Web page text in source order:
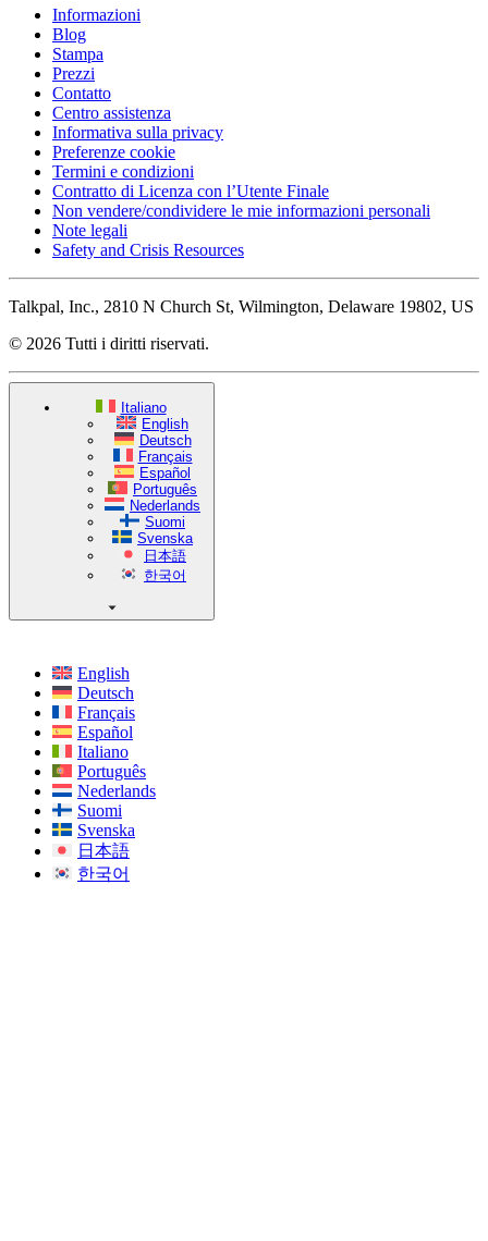
Informazioni
Blog
Stampa
Prezzi
Contatto
Centro assistenza
Informativa sulla privacy
Preferenze cookie
Termini e condizioni
Contratto di Licenza con l’Utente Finale
Non vendere/condividere le mie informazioni personali
Note legali
Safety and Crisis Resources
Talkpal, Inc., 2810 N Church St, Wilmington, Delaware 19802, US
© 2026 Tutti i diritti riservati.
Italiano
English
Deutsch
Français
Español
Português
Nederlands
Suomi
Svenska
日本語
한국어
English
Deutsch
Français
Español
Italiano
Português
Nederlands
Suomi
Svenska
日本語
한국어